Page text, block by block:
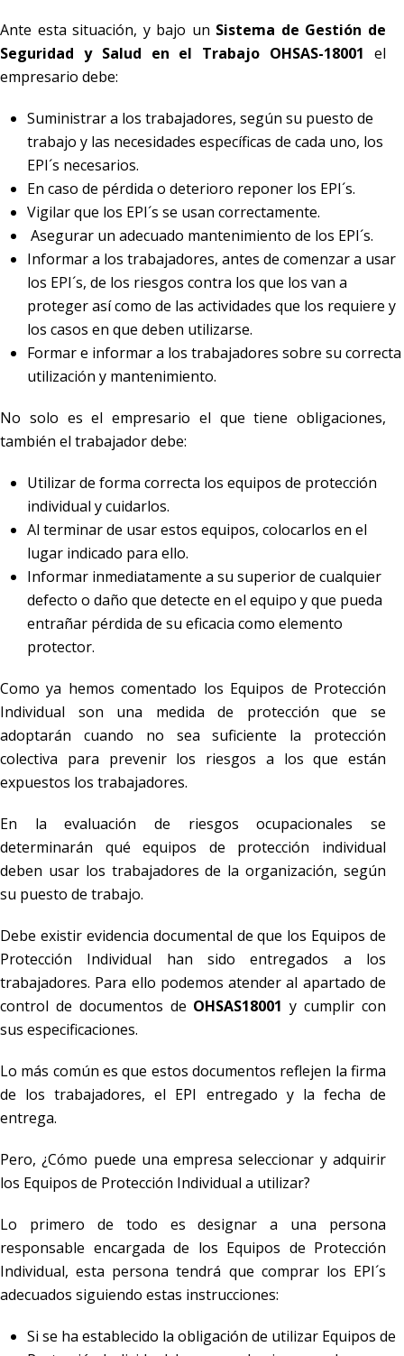
Ante esta situación, y bajo un Sistema de Gestión de
Seguridad y Salud en el Trabajo OHSAS-18001 el
empresario debe:
Suministrar a los trabajadores, según su puesto de
trabajo y las necesidades específicas de cada uno, los
EPI´s necesarios.
En caso de pérdida o deterioro reponer los EPI´s.
Vigilar que los EPI´s se usan correctamente.
Asegurar un adecuado mantenimiento de los EPI´s.
Informar a los trabajadores, antes de comenzar a usar
los EPI´s, de los riesgos contra los que los van a
proteger así como de las actividades que los requiere y
los casos en que deben utilizarse.
Formar e informar a los trabajadores sobre su correcta
utilización y mantenimiento.
No solo es el empresario el que tiene obligaciones,
también el trabajador debe:
Utilizar de forma correcta los equipos de protección
individual y cuidarlos.
Al terminar de usar estos equipos, colocarlos en el
lugar indicado para ello.
Informar inmediatamente a su superior de cualquier
defecto o daño que detecte en el equipo y que pueda
entrañar pérdida de su eficacia como elemento
protector.
Como ya hemos comentado los Equipos de Protección
Individual son una medida de protección que se
adoptarán cuando no sea suficiente la protección
colectiva para prevenir los riesgos a los que están
expuestos los trabajadores.
En la evaluación de riesgos ocupacionales se
determinarán qué equipos de protección individual
deben usar los trabajadores de la organización, según
su puesto de trabajo.
Debe existir evidencia documental de que los Equipos de
Protección Individual han sido entregados a los
trabajadores. Para ello podemos atender al apartado de
control de documentos de OHSAS18001 y cumplir con
sus especificaciones.
Lo más común es que estos documentos reflejen la firma
de los trabajadores, el EPI entregado y la fecha de
entrega.
Pero, ¿Cómo puede una empresa seleccionar y adquirir
los Equipos de Protección Individual a utilizar?
Lo primero de todo es designar a una persona
responsable encargada de los Equipos de Protección
Individual, esta persona tendrá que comprar los EPI´s
adecuados siguiendo estas instrucciones:
Si se ha establecido la obligación de utilizar Equipos de